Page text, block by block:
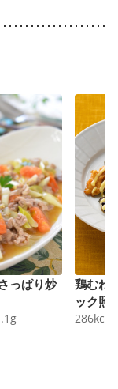
っぱり炒
g
鶏むね
ック照
286kcal